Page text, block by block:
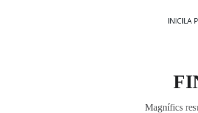
INICILA
Magnífics